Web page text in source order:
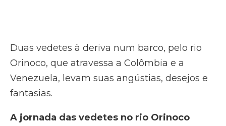
Duas vedetes à deriva num barco, pelo rio
Orinoco, que atravessa a Colômbia e a
Venezuela, levam suas angústias, desejos e
fantasias.
A jornada das vedetes no rio Orinoco